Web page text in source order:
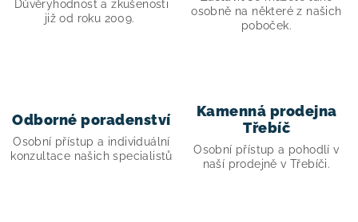
i
s
u
Důvěryhodnost a zkušenosti
již od roku 2009.
osobně na některé z našich
poboček.
Odborné poradenství
Osobní přístup a individuální
konzultace našich specialistů
Kamenná prodejna
Třebíč
Osobní přístup a pohodlí v
naší prodejně v Třebíči.